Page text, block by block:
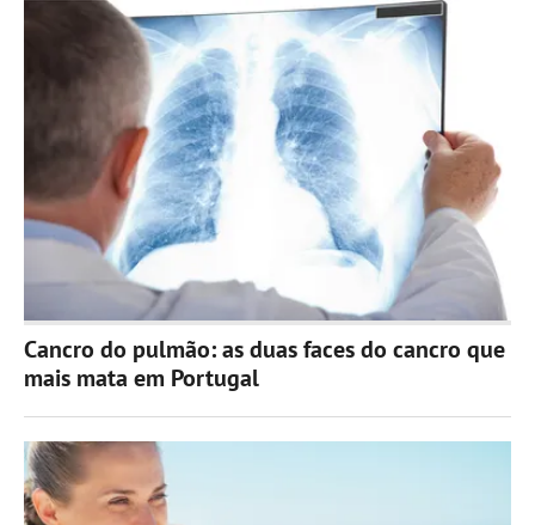
Cancro do pulmão: as duas faces do cancro que
mais mata em Portugal